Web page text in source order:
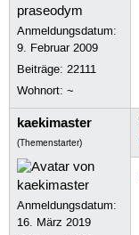
Anmeldungsdatum:
9. Februar 2009
Beiträge:22111
Wohnort: ~
kaekimaster
(Themenstarter)
Anmeldungsdatum:
16. März 2019